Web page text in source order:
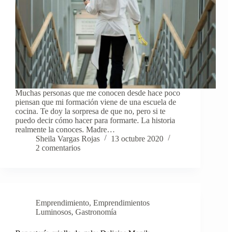
Muchas personas que me conocen desde hace poco
piensan que mi formación viene de una escuela de
cocina. Te doy la sorpresa de que no, pero si te
puedo decir cómo hacer para formarte. La historia
realmente la conoces. Madre…
Sheila Vargas Rojas
13 octubre 2020
2 comentarios
Emprendimiento, Emprendimientos
Luminosos, Gastronomía